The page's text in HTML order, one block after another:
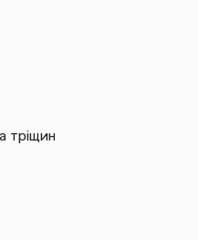
тріщин